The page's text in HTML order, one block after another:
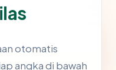
otomatis
angka di bawah